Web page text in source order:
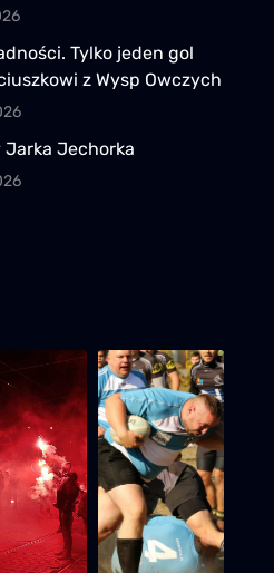
Tylko jeden gol
z Wysp Owczych
Jarka Jechorka